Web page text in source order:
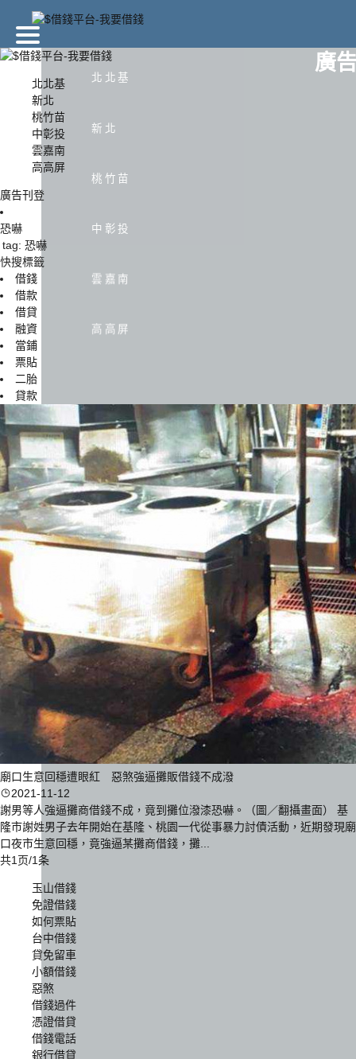
廣
北北基
新北
桃竹苗
中彰投
雲嘉南
高高屏
北北基
新北
桃竹苗
中彰投
雲嘉南
高高屏
廣告刊登
恐嚇
tag: 恐嚇
快搜標籤
借錢
借款
借貸
融資
當鋪
票貼
二胎
貸款
廟口生意回穩遭眼紅 惡煞強逼攤販借錢不成潑
2021-11-12
謝男等人強逼攤商借錢不成，竟到攤位潑漆恐嚇。（圖／翻攝畫面） 基
隆市謝姓男子去年開始在基隆、桃園一代從事暴力討債活動，近期發現廟
口夜市生意回穩，竟強逼某攤商借錢，攤...
共1页/1条
玉山借錢
免證借錢
如何票貼
台中借錢
貸免留車
小額借錢
惡煞
借錢過件
憑證借貸
借錢電話
銀行借貸